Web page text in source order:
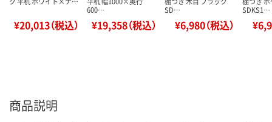
¥20,013（税込）
600…
¥19,358（税込）
SD…
¥6,980（税込）
SDKS1…
商品説明